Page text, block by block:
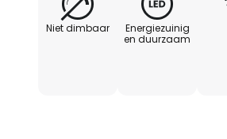
Niet dimbaar
Energiezuinig
en duurzaam